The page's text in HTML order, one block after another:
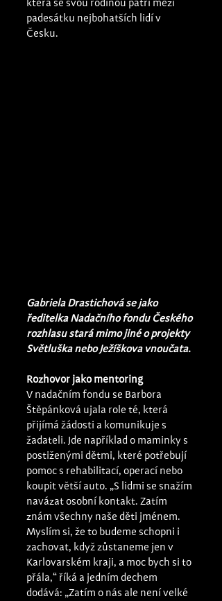
která se svou rodinou patří mezi
padesátku nejbohatších lidí v
Česku.
Gabriela Drastichová se jako
ředitelka Nadačního fondu Českého
rozhlasu stará mimo jiné o projekty
Světluška nebo Ježíškova vnoučata.
Rozhovor jako mentoring
V nadačním fondu se Barbora
Štěpánková ujala role té, která
přijímá žádosti a komunikuje s
žadateli. Jde například o maminky s
postiženými dětmi, které potřebují
pomoc s rehabilitací, operací nebo
koupit větší auto. „S lidmi se snažím
navázat osobní kontakt. Zatím
znám všechny naše děti jménem.
Myslím si, že to budeme schopni i
zachovat, když zůstaneme jen v
Karlovarském kraji, a moc bych si to
přála,“ říká a jedním dechem
dodává: „Zatím o nás ale není velké